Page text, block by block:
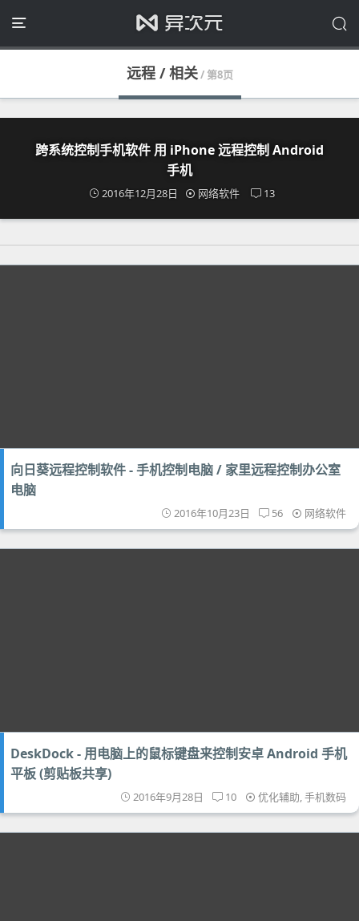
远程 / 相关/ 第8页
跨系统控制手机软件 用 iPhone 远程控制 Android
手机
2016年12月28日 网络软件 13
向日葵远程控制软件 - 手机控制电脑 / 家里远程控制办公室
电脑
2016年10月23日 56 网络软件
DeskDock - 用电脑上的鼠标键盘来控制安卓 Android 手机
平板 (剪贴板共享)
2016年9月28日 10 优化辅助,手机数码